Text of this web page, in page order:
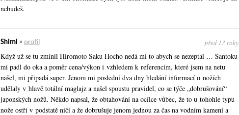
nebudeš.
Shimi • profil před 13 roky
Když už se tu zmínil Hiromoto Saku Hocho nedá mi to abych se nezeptal … Santoku
mi padl do oka a poměr cena/výkon i vzhledem k referencím, které jsem na netu
našel, mi připadá super. Jenom mi poslední dva dny hledání informací o nožích
udělaly v hlavě totální maglajz a našel spoustu pravidel, co se týče „dobrušování“
japonských nožů. Někdo napsal, že obtahování na ocílce vůbec, že to u tohohle typu
nože ostří v podstatě ničí a že dobrušuje jenom jednou za čas na vodním kameni a